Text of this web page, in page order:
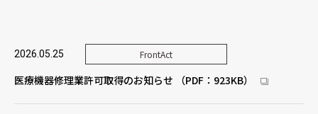
2026.05.25 FrontAct
医療機器修理業許可取得のお知らせ （PDF：923KB） 新しいウィ